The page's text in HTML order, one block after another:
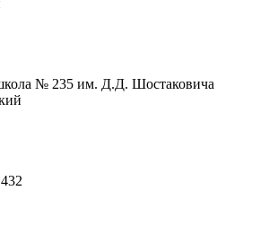
№ 235 им. Д.Д. Шостаковича